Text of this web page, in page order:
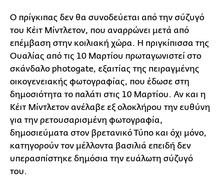
Ο πρίγκιπας δεν θα συνοδεύεται από την σύζυγό
του Κέιτ Μίντλετον, που αναρρώνει μετά από
επέμβαση στην κοιλιακή χώρα. Η πριγκίπισσα της
Ουαλίας από τις 10 Μαρτίου πρωταγωνιστεί στο
σκάνδαλο photogate, εξαιτίας της πειραγμένης
οικογενειακής φωτογραφίας, που έδωσε στη
δημοσιότητα το παλάτι στις 10 Μαρτίου. Αν και η
Κέιτ Μίντλετον ανέλαβε εξ ολοκλήρου την ευθύνη
για την ρετουσαρισμένη φωτογραφία,
δημοσιεύματα στον βρετανικό Τύπο και όχι μόνο,
κατηγορούν τον μέλλοντα βασιλιά επειδή δεν
υπερασπίστηκε δημόσια την ευάλωτη σύζυγό
του.